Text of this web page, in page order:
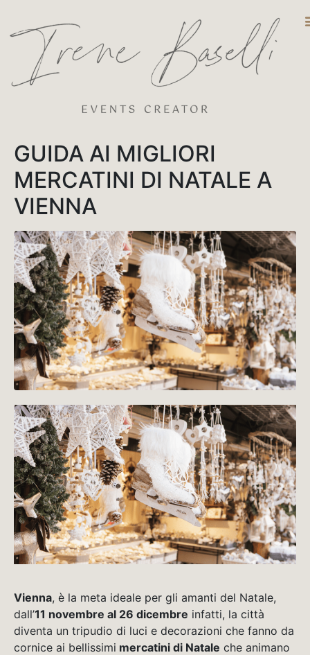
GUIDA AI MIGLIORI
MERCATINI DI NATALE A
VIENNA
Vienna, è la meta ideale per gli amanti del Natale,
dall’11 novembre al 26 dicembre infatti, la città
diventa un tripudio di luci e decorazioni che fanno da
cornice ai bellissimi mercatini di Natale che animano